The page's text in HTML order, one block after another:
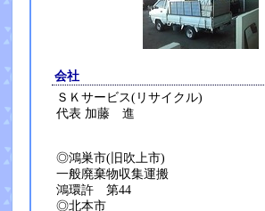
会社
ＳＫサービス(リサイクル)
代表 加藤 進
◎鴻巣市(旧吹上市)
一般廃棄物収集運搬
鴻環許 第44
◎北本市